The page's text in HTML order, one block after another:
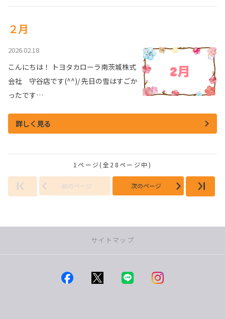
２月
2026.02.18
こんにちは！ トヨタカローラ南茨城株式
会社 守谷店です(^^)/ 先日の雪はすごか
ったです…
詳しく見る
1ページ(全28ページ中)
前のページ 次のページ
サイトマップ